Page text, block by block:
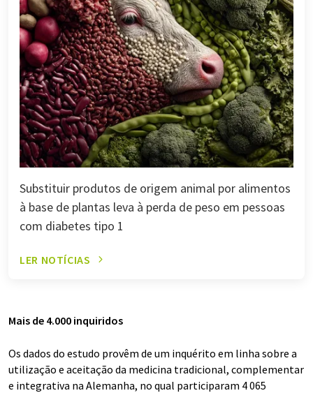
Substituir produtos de origem animal por alimentos
à base de plantas leva à perda de peso em pessoas
com diabetes tipo 1
LER NOTÍCIAS
Mais de 4.000 inquiridos
Os dados do estudo provêm de um inquérito em linha sobre a
utilização e aceitação da medicina tradicional, complementar
e integrativa na Alemanha, no qual participaram 4 065